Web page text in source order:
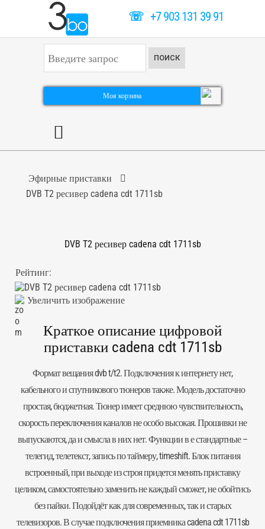
☏+7 903 131 39 91
к
а
ь
ПОИСК
Моя корзина
Эфирные приставки
DVB T2 ресивер cadena cdt 1711sb
DVB T2 ресивер cadena cdt 1711sb
Рейтинг:
Увеличить изображение
Краткое описание цифровой
приставки cadena cdt 1711sb
Формат вещания dvb t/t2. Подключения к интернету нет,
кабельного и спутникового тюнеров также. Модель достаточно
простая, бюджетная. Тюнер имеет среднюю чувствительность,
скорость переключения каналов не особо высокая. Прошивки не
выпускаются, да и смысла в них нет. Функции в е стандартные –
телегид, телетекст, запись по таймеру, timeshift. Блок питания
встроенный, при выходе из строя придется менять приставку
целиком, самостоятельно заменить не каждый сможет, не обойтись
без пайки. Подойдёт как для современных, так и старых
телевизоров. В случае подключения приемника cadena cdt 1711sb